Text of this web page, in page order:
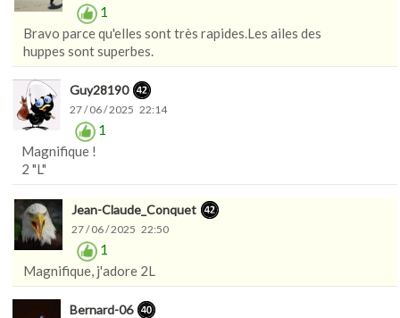
1
Bravo parce qu'elles sont très rapides.Les ailes des
huppes sont superbes.
Guy28190
27 / 06 / 2025 22:14
1
Magnifique !
2 "L"
Jean-Claude_Conquet
27 / 06 / 2025 22:50
1
Magnifique, j'adore 2L
Bernard-06